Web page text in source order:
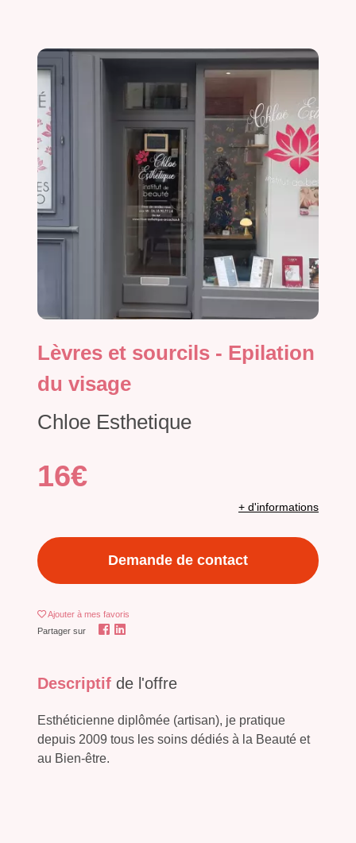
Lèvres et sourcils - Epilation
du visage
Chloe Esthetique
16€
+ d'informations
Demande de contact
Ajouter à mes favoris
Partager sur
Descriptif de l'offre
Esthéticienne diplômée (artisan), je pratique
depuis 2009 tous les soins dédiés à la Beauté et
au Bien-être.